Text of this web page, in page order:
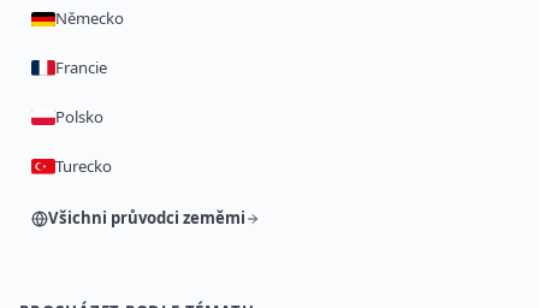
Německo
Francie
Polsko
Turecko
Všichni průvodci zeměmi